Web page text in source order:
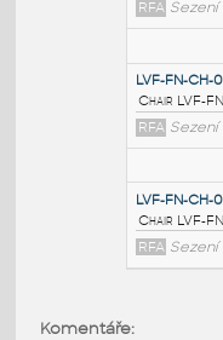
LVF-
Chair
RFA
LVF-
Chair
RFA
Komentáře: